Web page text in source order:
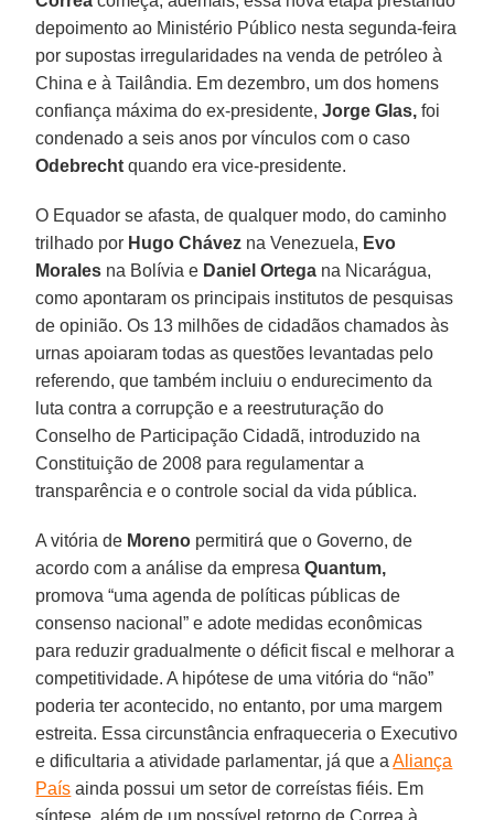
depoimento ao Ministério Público nesta segunda-feira
por supostas irregularidades na venda de petróleo à
China e à Tailândia. Em dezembro, um dos homens
confiança máxima do ex-presidente,Jorge Glas, foi
condenado a seis anos por vínculos com o caso
Odebrecht quando era vice-presidente.
O Equador se afasta, de qualquer modo, do caminho
trilhado por Hugo Chávez na Venezuela, Evo
Morales na Bolívia e Daniel Ortega na Nicarágua,
como apontaram os principais institutos de pesquisas
de opinião. Os 13 milhões de cidadãos chamados às
urnas apoiaram todas as questões levantadas pelo
referendo, que também incluiu o endurecimento da
luta contra a corrupção e a reestruturação do
Conselho de Participação Cidadã, introduzido na
Constituição de 2008 para regulamentar a
transparência e o controle social da vida pública.
A vitória de Moreno permitirá que o Governo, de
acordo com a análise da empresaQuantum,
promova “uma agenda de políticas públicas de
consenso nacional” e adote medidas econômicas
para reduzir gradualmente o déficit fiscal e melhorar a
competitividade. A hipótese de uma vitória do “não”
poderia ter acontecido, no entanto, por uma margem
estreita. Essa circunstância enfraqueceria o Executivo
e dificultaria a atividade parlamentar, já que aAliança
País ainda possui um setor de correístas fiéis. Em
síntese, além de um possível retorno de Correa à